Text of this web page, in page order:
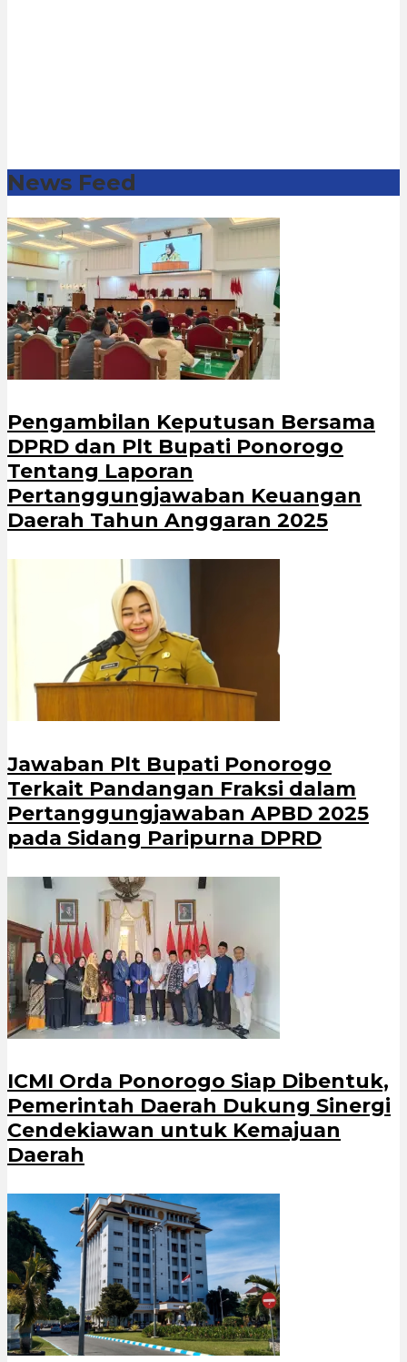
News Feed
Pengambilan Keputusan Bersama
DPRD dan Plt Bupati Ponorogo
Tentang Laporan
Pertanggungjawaban Keuangan
Daerah Tahun Anggaran 2025
Jawaban Plt Bupati Ponorogo
Terkait Pandangan Fraksi dalam
Pertanggungjawaban APBD 2025
pada Sidang Paripurna DPRD
ICMI Orda Ponorogo Siap Dibentuk,
Pemerintah Daerah Dukung Sinergi
Cendekiawan untuk Kemajuan
Daerah